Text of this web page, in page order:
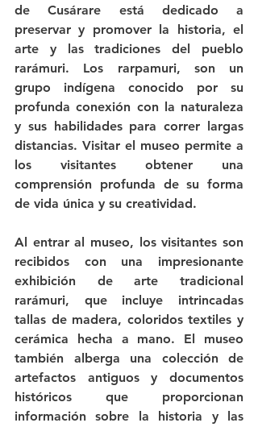
de Cusárare está dedicado a
preservar y promover la historia, el
arte y las tradiciones del pueblo
rarámuri. Los rarpamuri, son un
grupo indígena conocido por su
profunda conexión con la naturaleza
y sus habilidades para correr largas
distancias. Visitar el museo permite a
los visitantes obtener una
comprensión profunda de su forma
de vida única y su creatividad.
Al entrar al museo, los visitantes son
recibidos con una impresionante
exhibición de arte tradicional
rarámuri, que incluye intrincadas
tallas de madera, coloridos textiles y
cerámica hecha a mano. El museo
también alberga una colección de
artefactos antiguos y documentos
históricos que proporcionan
información sobre la historia y las